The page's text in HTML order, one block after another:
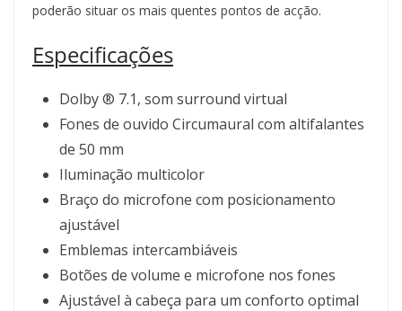
poderão situar os mais quentes pontos de acção.
Especificações
Dolby ® 7.1, som surround virtual
Fones de ouvido Circumaural com altifalantes
de 50 mm
Iluminação multicolor
Braço do microfone com posicionamento
ajustável
Emblemas intercambiáveis
Botões de volume e microfone nos fones
Ajustável à cabeça para um conforto optimal